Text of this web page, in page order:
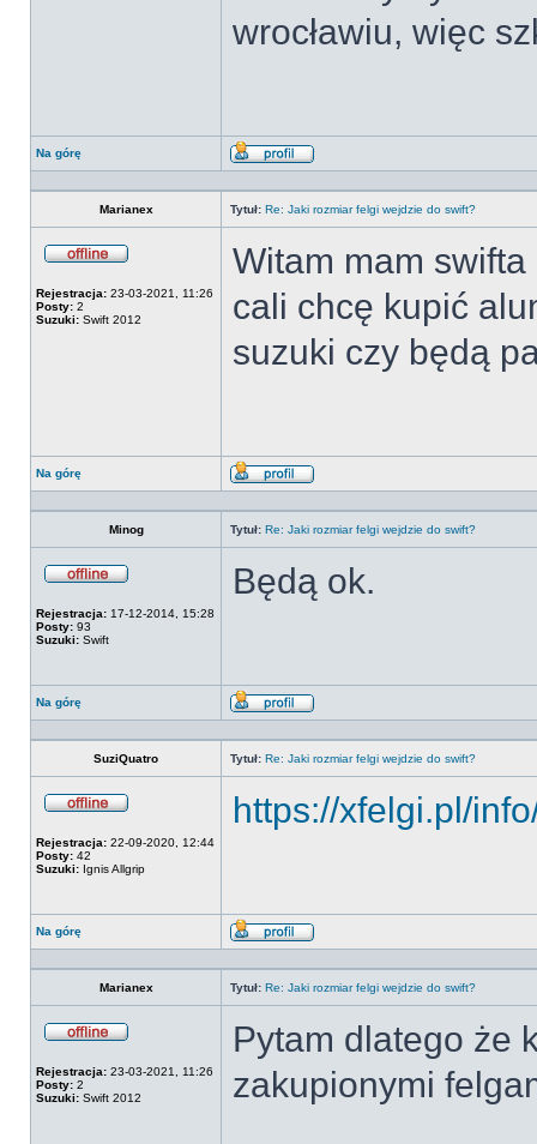
wrocławiu, więc
Na górę
Wyświetl
Marianex
Tytuł: Re: Jaki rozmiar felgi wejdzie do swift?
Rejestracja: 23-03-2021, 11:26
Posty: 2
Suzuki: Swift 2012
Witam mam
cali chcę kupić
suzuki czy będą
Na górę
Wyświetl
Minog
Tytuł: Re: Jaki rozmiar felgi wejdzie do swift?
Rejestracja: 17-12-2014, 15:28
Posty: 93
Suzuki: Swift
Będą ok.
Na górę
Wyświetl
SuziQuatro
Tytuł: Re: Jaki rozmiar felgi wejdzie do swift?
Rejestracja: 22-09-2020, 12:44
Posty: 42
Suzuki: Ignis Allgrip
https://xfelgi.pl/
Na górę
Wyświetl
Marianex
Tytuł: Re: Jaki rozmiar felgi wejdzie do swift?
Rejestracja: 23-03-2021, 11:26
Posty: 2
Suzuki: Swift 2012
Pytam dlatego że
zakupionymi